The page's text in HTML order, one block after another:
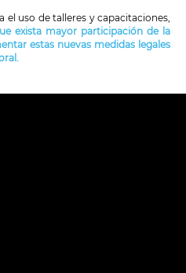
uso de talleres y capacitaciones,
exista mayor participación de la
estas nuevas medidas legales